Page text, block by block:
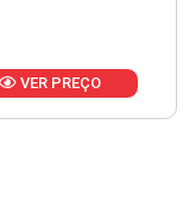
VER PREÇO